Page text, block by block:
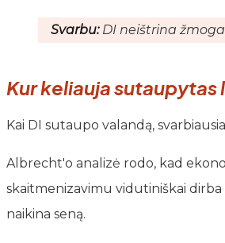
Svarbu:DI neištrina
Kur keliauja sutaupytas
Kai DI sutaupo valandą,
Albrecht'o analizė rodo, kad
skaitmenizavimu vidutiniškai dirba
naikina seną.